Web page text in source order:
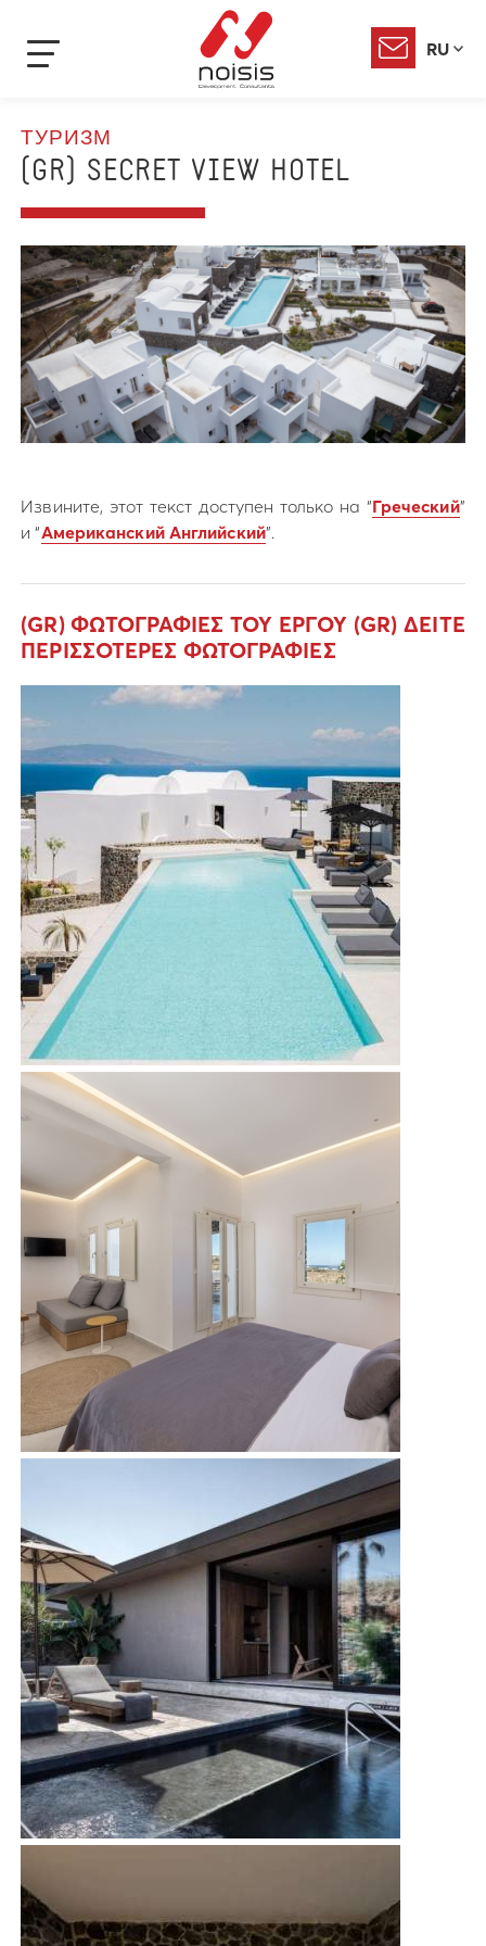
RU
ТУРИЗМ
(GR) SECRET VIEW HOTEL
Извините, этот текст доступен только на “Греческий”
и “Американский Английский”.
(GR) ΦΩΤΟΓΡΑΦΙΕΣ ΤΟΥ ΕΡΓΟΥ (GR) ΔΕΙΤΕ
ΠΕΡΙΣΣΟΤΕΡΕΣ ΦΩΤΟΓΡΑΦΙΕΣ